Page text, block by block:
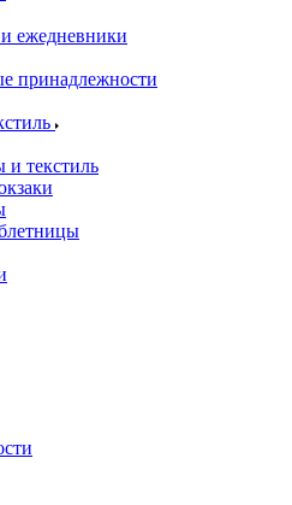
ежедневники
принадлежности
и текстиль